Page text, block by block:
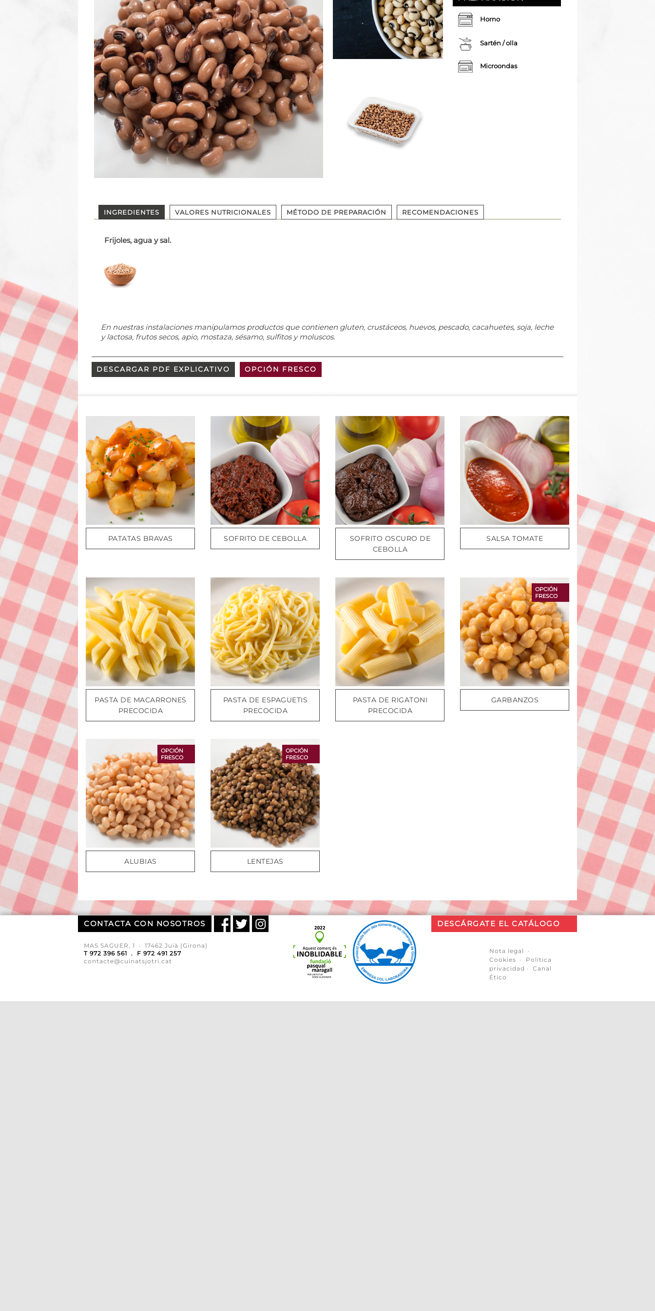
Horno
Sartén / olla
Microondas
INGREDIENTES VALORES NUTRICIONALES MÉTODO DE PREPARACIÓN RECOMENDACIONES
Frijoles, agua y sal.
En nuestras instalaciones manipulamos productos que contienen gluten, crustáceos, huevos, pescado, cacahuetes, soja, leche
y lactosa, frutos secos, apio, mostaza, sésamo, sulfitos y moluscos.
DESCARGAR PDF EXPLICATIVO OPCIÓN FRESCO
PATATAS BRAVAS SOFRITO DE CEBOLLA
SOFRITO OSCURO DE
CEBOLLA
SALSA TOMATE
PASTA DE MACARRONES
PRECOCIDA
PASTA DE ESPAGUETIS
PRECOCIDA
PASTA DE RIGATONI
PRECOCIDA
GARBANZOS
OPCIÓN
FRESCO
ALUBIAS
OPCIÓN
FRESCO
LENTEJAS
OPCIÓN
FRESCO
CONTACTA CON NOSOTROS
MAS SAGUER, 1 · 17462 Juià (Girona)
T 972 396 561 . F 972 491 257
contacte@cuinatsjotri.cat
DESCÁRGATE EL CATÁLOGO
Nota legal
·
Cookies · Política
privacidad · Canal
Ético